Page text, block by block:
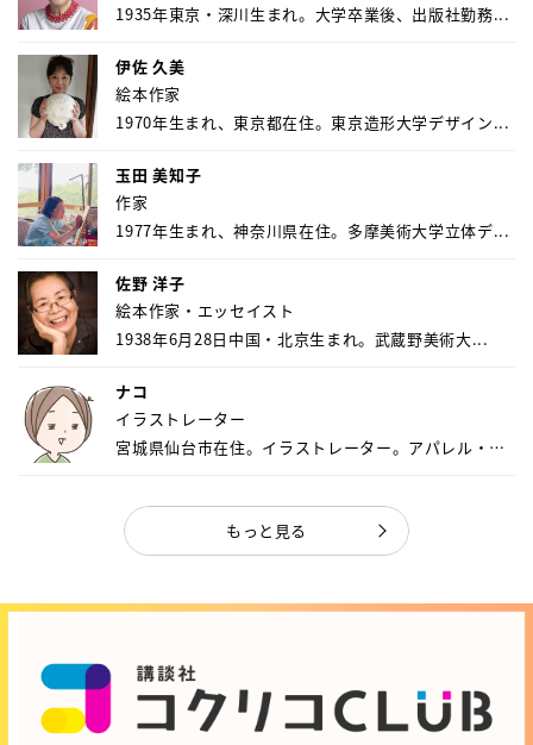
1935年東京・深川生まれ。大学卒業後、出版社勤務...
伊佐 久美
絵本作家
1970年生まれ、東京都在住。東京造形大学デザイン...
玉田 美知子
作家
1977年生まれ、神奈川県在住。多摩美術大学立体デ...
佐野 洋子
絵本作家・エッセイスト
1938年6月28日中国・北京生まれ。武蔵野美術大...
ナコ
イラストレーター
宮城県仙台市在住。イラストレーター。アパレル・キ
もっと見る